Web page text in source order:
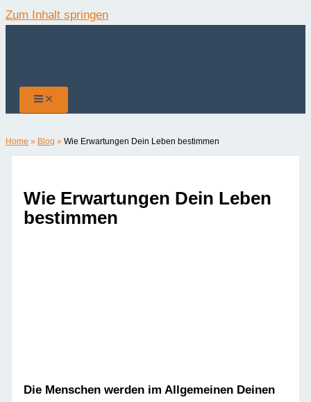
Zum Inhalt springen
Home » Blog » Wie Erwartungen Dein Leben bestimmen
Wie Erwartungen Dein Leben
bestimmen
Die Menschen werden im Allgemeinen Deinen